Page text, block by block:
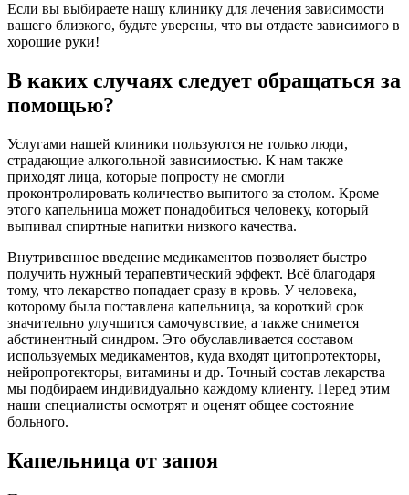
Если вы выбираете нашу клинику для лечения зависимости
вашего близкого, будьте уверены, что вы отдаете зависимого в
хорошие руки!
В каких случаях следует обращаться за
помощью?
Услугами нашей клиники пользуются не только люди,
страдающие алкогольной зависимостью. К нам также
приходят лица, которые попросту не смогли
проконтролировать количество выпитого за столом. Кроме
этого капельница может понадобиться человеку, который
выпивал спиртные напитки низкого качества.
Внутривенное введение медикаментов позволяет быстро
получить нужный терапевтический эффект. Всё благодаря
тому, что лекарство попадает сразу в кровь. У человека,
которому была поставлена капельница, за короткий срок
значительно улучшится самочувствие, а также снимется
абстинентный синдром. Это обуславливается составом
используемых медикаментов, куда входят цитопротекторы,
нейропротекторы, витамины и др. Точный состав лекарства
мы подбираем индивидуально каждому клиенту. Перед этим
наши специалисты осмотрят и оценят общее состояние
больного.
Капельница от запоя